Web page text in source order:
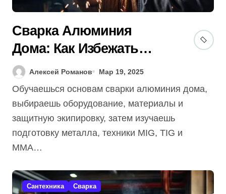
Сварка Алюминия
Дома: Как Избежать
Ошибок? [Гид 2025]
Алексей Романов Мар 19, 2025
Обучаешься основам сварки алюминия дома,
выбираешь оборудование, материалы и
защитную экипировку, затем изучаешь
подготовку металла, техники MIG, TIG и
MMA…
Сантехника Сварка